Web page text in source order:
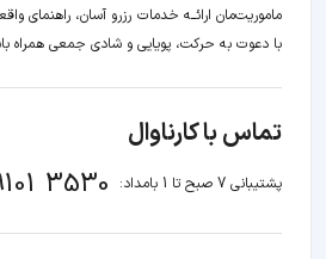
ماموریت‌مان اراﺋــﻪ خدمات رزرو آسان،
با دعوت به حرکت، پویایی و شادی جمعی همراه
تماس با کارناوال
پشتیبانی 7 صبح تا 1 بامداد: 3530